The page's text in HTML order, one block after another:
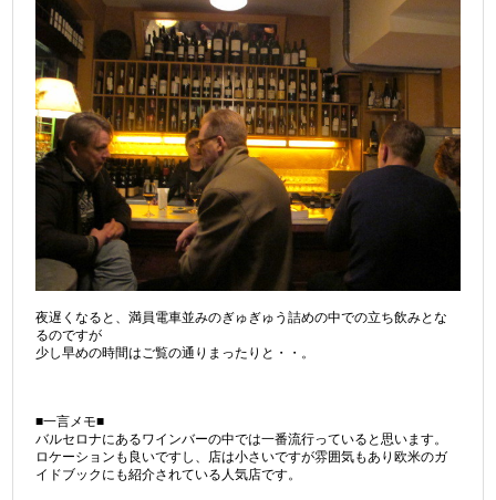
夜遅くなると、満員電車並みのぎゅぎゅう詰めの中での立ち飲みとな
るのですが
少し早めの時間はご覧の通りまったりと・・。
■一言メモ■
バルセロナにあるワインバーの中では一番流行っていると思います。
ロケーションも良いですし、店は小さいですが雰囲気もあり欧米のガ
イドブックにも紹介されている人気店です。